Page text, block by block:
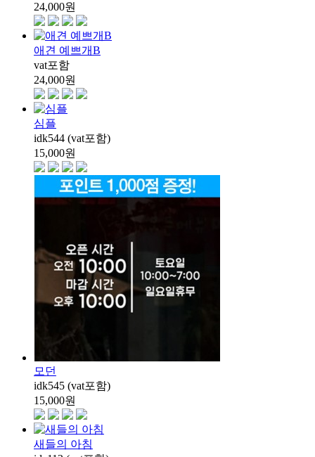
24,000원
애견 예쁘개B
vat포함
24,000원
심플
idk544 (vat포함)
15,000원
모던
idk545 (vat포함)
15,000원
새들의 아침